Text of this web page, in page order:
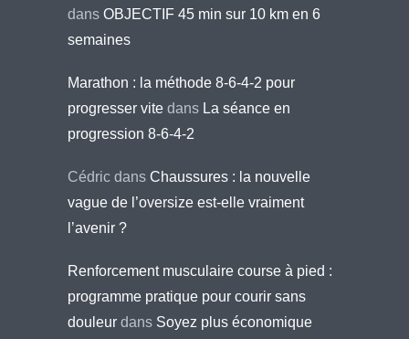
dans OBJECTIF 45 min sur 10 km en 6
semaines
Marathon : la méthode 8-6-4-2 pour
progresser vite dans La séance en
progression 8-6-4-2
Cédric dans Chaussures : la nouvelle
vague de l’oversize est-elle vraiment
l’avenir ?
Renforcement musculaire course à pied :
programme pratique pour courir sans
douleur dans Soyez plus économique